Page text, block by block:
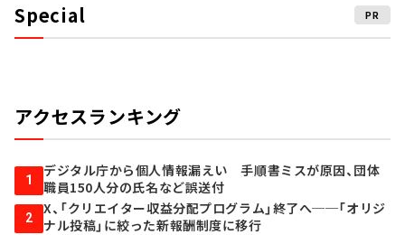
Special PR
アクセスランキング
1
デジタル庁から個人情報漏えい 手順書ミスが原因、団体
職員150人分の氏名など誤送付
2
X、「クリエイター収益分配プログラム」終了へ──「オリジ
ナル投稿」に絞った新報酬制度に移行